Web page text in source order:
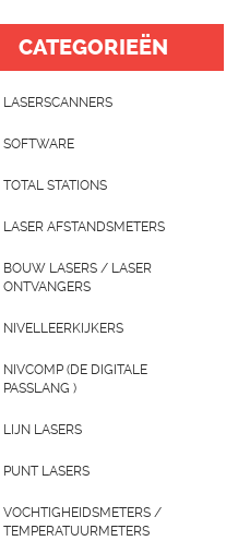
CATEGORIEËN
LASERSCANNERS
SOFTWARE
TOTAL STATIONS
LASER AFSTANDSMETERS
BOUW LASERS / LASER
ONTVANGERS
NIVELLEERKIJKERS
NIVCOMP (DE DIGITALE
PASSLANG )
LIJN LASERS
PUNT LASERS
VOCHTIGHEIDSMETERS /
TEMPERATUURMETERS